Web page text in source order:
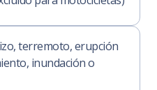
terremoto, erupción
inundación o